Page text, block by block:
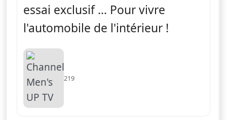
essai exclusif … Pour vivre
l'automobile de l'intérieur !
219